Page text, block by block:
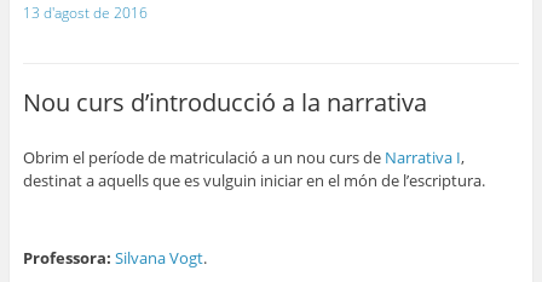
13 d'agost de 2016
Nou curs d’introducció a la narrativa
Obrim el període de matriculació a un nou curs de Narrativa I,
destinat a aquells que es vulguin iniciar en el món de l’escriptura.
Professora: Silvana Vogt.